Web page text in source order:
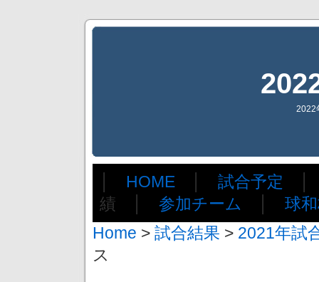
2022
HOME 試合予定
績 │ 参加チーム
球
Home > 試合結果 > 2021年試
ス